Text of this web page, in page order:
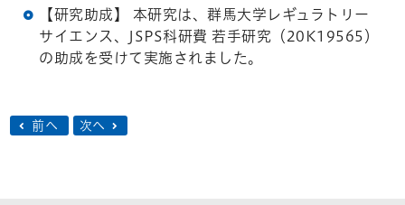
【研究助成】 本研究は、群馬大学レギュラトリー
サイエンス、JSPS科研費 若手研究（20K19565）
の助成を受けて実施されました。
前へ 次へ